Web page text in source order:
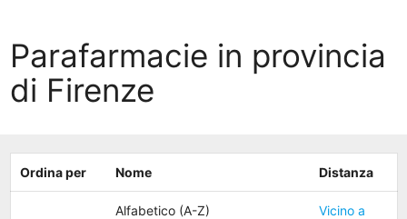
Parafarmacie in provincia
di Firenze
Ordina per Nome Distanza
Alfabetico (A-Z)
Vicino a